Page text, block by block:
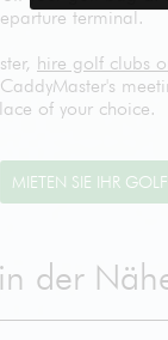
terminal.
hire golf clubs
of your choice.
der